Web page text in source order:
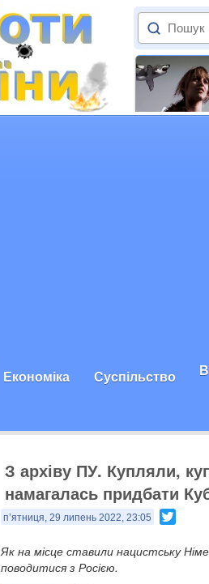
Економіка Суспільство
З архіву ПУ. Купляли,
намагалась придбати
п’ятниця, 29 липень 2022, 23:05
Як на місце ставили нацистську
поводитися з Росією.